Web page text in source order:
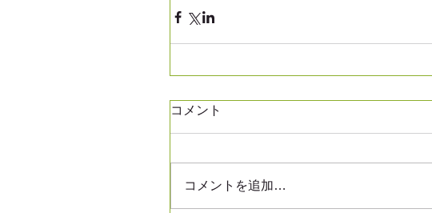
コメント
コメントを追加…